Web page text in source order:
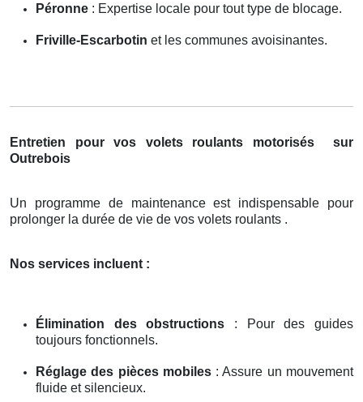
Péronne : Expertise locale pour tout type de blocage.
Friville-Escarbotin et les communes avoisinantes.
Entretien pour vos volets roulants motorisés
sur
Outrebois
Un programme de maintenance est indispensable pour
prolonger la durée de vie de vos volets roulants .
Nos services incluent :
Élimination des obstructions : Pour des guides
toujours fonctionnels.
Réglage des pièces mobiles: Assure un mouvement
fluide et silencieux.